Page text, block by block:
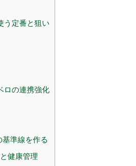
う定番と狙い
ロの連携強化
準線を作る
健康管理